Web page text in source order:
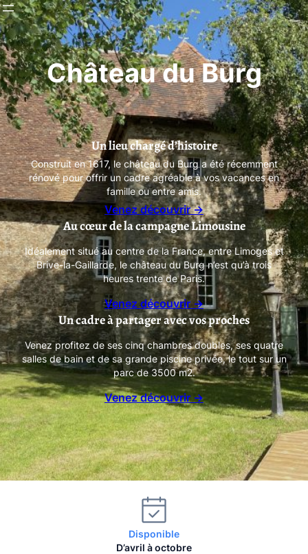
Château du Burg
Un lieu chargé d’histoire
Construit en 1617, le château du Burg a été récemment
rénové pour offrir un cadre agréable à vos vacances en
famille ou entre amis.
Venez découvrir →
Au cœur de la campagne Limousine
Idéalement situé au centre de la France, entre Limoges et
Brive-la-Gaillarde, le château du Burg n’est qu’à trois
heures trente de Paris.
Venez découvrir→
Un cadre à partager avec vos proches
Venez profitez de ses cinq chambres doubles, ses quatre
salles de bain et de sa grande piscine privée, le tout sur un
parc de 3500 m2.
Venez découvrir →
Disponible
D’avril à octobre